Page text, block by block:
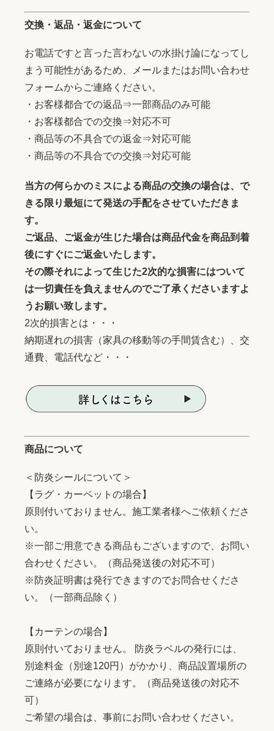
交換・返品・返金について
お電話ですと言った言わないの水掛け論になってし
まう可能性があるため、メールまたはお問い合わせ
フォームからご連絡ください。
・お客様都合での返品⇒一部商品のみ可能
・お客様都合での交換⇒対応不可
・商品等の不具合での返金⇒対応可能
・商品等の不具合での交換⇒対応可能
当方の何らかのミスによる商品の交換の場合は、で
きる限り最短にて発送の手配をさせていただきま
す。
ご返品、ご返金が生じた場合は商品代金を商品到着
後にすぐにご返金いたします。
その際それによって生じた2次的な損害にはついて
は一切責任を負えませんのでご了承くださいますよ
うお願い致します。
2次的損害とは・・・
納期遅れの損害（家具の移動等の手間賃含む）、交
通費、電話代など・・・
商品について
＜防炎シールについて＞
【ラグ・カーペットの場合】
原則付いておりません。施工業者様へご依頼くださ
い。
※一部ご用意できる商品もございますので、お問い
合わせください。（商品発送後の対応不可）
※防炎証明書は発行できますのでお問合せくださ
い。（一部商品除く）
【カーテンの場合】
原則付いておりません。 防炎ラベルの発行には、
別途料金（別途120円）がかかり、商品設置場所の
ご連絡が必要になります。（商品発送後の対応不
可）
ご希望の場合は、事前にお問い合わせください。